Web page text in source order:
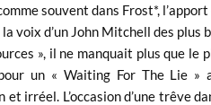
souvent dans Frost*,
voix d’un John Mitchell des plus
», il ne manquait plus que le
un « Waiting For The Lie »
et irréel. L’occasion d’une trêve